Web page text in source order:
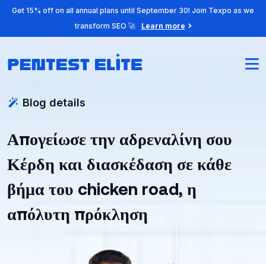
Get 15% off on all annual plans until September 30! Join Texpo as we
transform SEO 🚀
Learn more
Blog details
Απογείωσε την αδρεναλίνη σου
Κέρδη και διασκέδαση σε κάθε
βήμα του chicken road, η
απόλυτη πρόκληση